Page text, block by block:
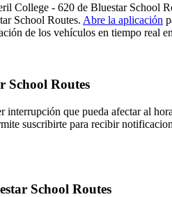
College - 620 de Bluestar School
School Routes. Abre la aplicación
de los vehículos en tiempo real
School Routes
que pueda afectar al
suscribirte para recibir
School Routes